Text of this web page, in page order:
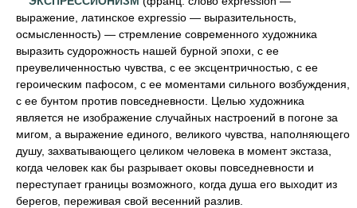
выражение, латинское expressio — выразительность,
осмысленность) — стремление современного художника
выразить судорожность нашей бурной эпохи, с ее
преувеличенностью чувства, с ее эксцентричностью, с ее
героическим пафосом, с ее моментами сильного возбуждения,
с ее бунтом против повседневности. Целью художника
является не изображение случайных настроений в погоне за
мигом, а выражение единого, великого чувства, наполняющего
душу, захватывающего целиком человека в момент экстаза,
когда человек как бы разрывает оковы повседневности и
переступает границы возможного, когда душа его выходит из
берегов, переживая свой весенний разлив.